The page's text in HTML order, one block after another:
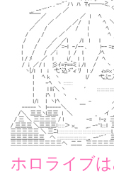
ホロライブ